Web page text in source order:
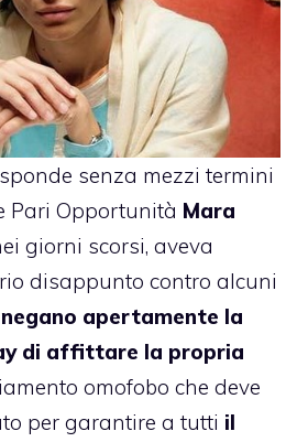
senza mezzi termini
Pari Opportunità Mara
giorni scorsi, aveva
disappunto contro alcuni
apertamente la
di affittare la propria
omofobo che deve
per garantire a tutti il